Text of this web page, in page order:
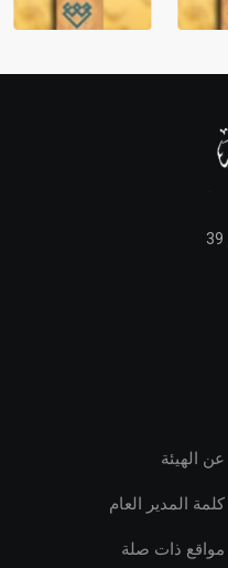
عن الهيئة
كلمة المدير العام
مواقع ذات صلة